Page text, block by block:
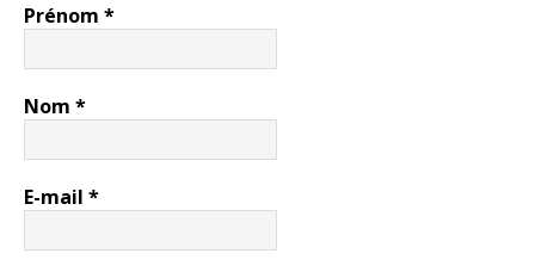
Prénom *
Nom *
E-mail *